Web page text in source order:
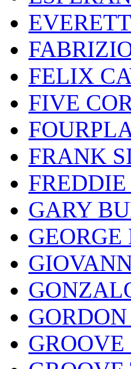
FELIX
FIVE
FRANK
GARY